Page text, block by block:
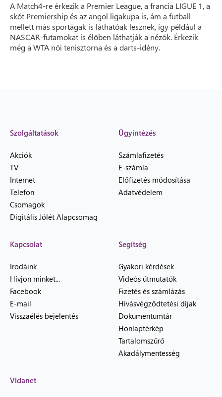
A Match4-re érkezik a Premier League, a francia LIGUE 1, a
skót Premiership és az angol ligakupa is, ám a futball
mellett más sportágak is láthatóak lesznek, így például a
NASCAR-futamokat is élőben láthatják a nézők. Érkezik
még a WTA női tenisztorna és a darts-idény.
Szolgáltatások
Akciók
TV
Internet
Telefon
Csomagok
Digitális Jólét Alapcsomag
Ügyintézés
Számlafizetés
E-számla
Előfizetés módosítása
Adatvédelem
Kapcsolat
Irodáink
Hívjon minket...
Facebook
E-mail
Visszaélés bejelentés
Segítség
Gyakori kérdések
Videós útmutatók
Fizetés és számlázás
Hívásvégződtetési díjak
Dokumentumtár
Honlaptérkép
Tartalomszűrő
Akadálymentesség
Vidanet